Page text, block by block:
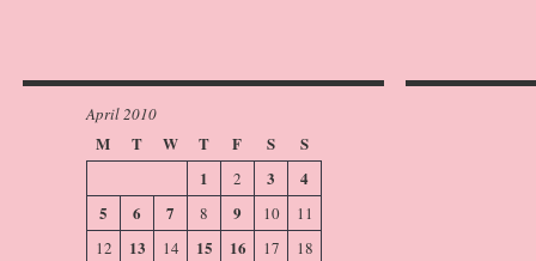
April 2010
M T W T F S
S
1
2 3
4
5
6 7 8 9 10
11
12
13 14 15 16 17 18